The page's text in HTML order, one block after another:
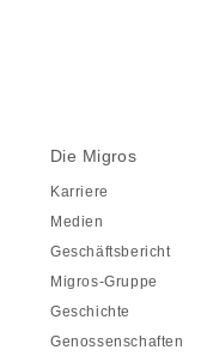
Die Migros
Karriere
Medien
Geschäftsbericht
Migros-Gruppe
Geschichte
Genossenschaften